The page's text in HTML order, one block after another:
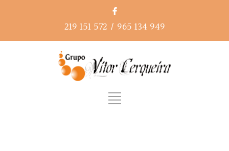
219 151 572 / 965 134 949